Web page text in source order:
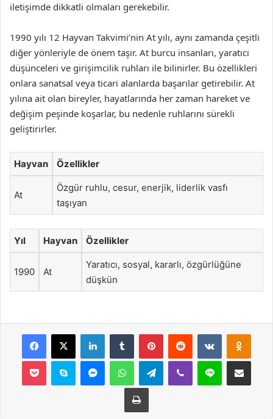
iletişimde dikkatli olmaları gerekebilir.
1990 yılı 12 Hayvan Takvimi’nin At yılı, aynı zamanda çeşitli
diğer yönleriyle de önem taşır. At burcu insanları, yaratıcı
düşünceleri ve girişimcilik ruhları ile bilinirler. Bu özellikleri
onlara sanatsal veya ticari alanlarda başarılar getirebilir. At
yılına ait olan bireyler, hayatlarında her zaman hareket ve
değişim peşinde koşarlar, bu nedenle ruhlarını sürekli
geliştirirler.
Hayvan Özellikler
At
Özgür ruhlu, cesur, enerjik, liderlik vasfı
taşıyan
Yıl Hayvan Özellikler
1990 At
Yaratıcı, sosyal, kararlı, özgürlüğüne
düşkün
Facebook
X LinkedInTumblr PinterestReddit VKontakte
Pocket Skype MessengerWhatsAppTelegramViber Line E-Posta ile
Yazdır